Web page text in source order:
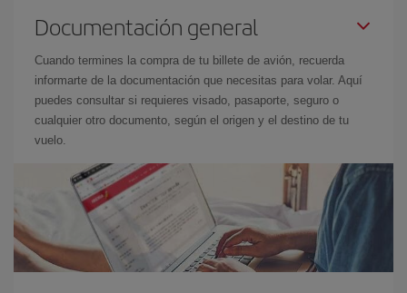
Documentación general
Cuando termines la compra de tu billete de avión, recuerda
informarte de la documentación que necesitas para volar. Aquí
puedes consultar si requieres visado, pasaporte, seguro o
cualquier otro documento, según el origen y el destino de tu
vuelo.